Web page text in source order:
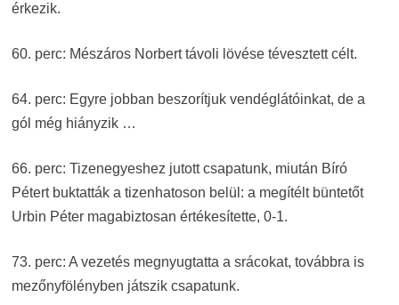
érkezik.
60. perc: Mészáros Norbert távoli lövése tévesztett célt.
64. perc: Egyre jobban beszorítjuk vendéglátóinkat, de a
gól még hiányzik …
66. perc: Tizenegyeshez jutott csapatunk, miután Bíró
Pétert buktatták a tizenhatoson belül: a megítélt büntetőt
Urbin Péter magabiztosan értékesítette, 0-1.
73. perc: A vezetés megnyugtatta a srácokat, továbbra is
mezőnyfölényben játszik csapatunk.